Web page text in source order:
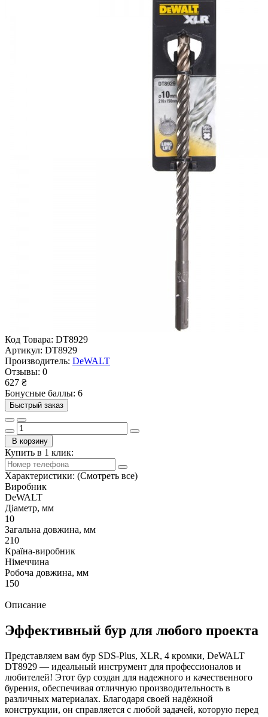
Код Товара: DT8929
Артикул: DT8929
Производитель: DeWALT
Отзывы: 0
627 ₴
Бонусные баллы: 6
Быстрый заказ
В корзину
Купить в 1 клик:
Характеристики: (Смотреть все)
Виробник
DeWALT
Діаметр, мм
10
Загальна довжина, мм
210
Країна-виробник
Німеччина
Робоча довжина, мм
150
Описание
Эффективный бур для любого проекта
Представляем вам бур SDS-Plus, XLR, 4 кромки, DeWALT
DT8929 — идеальный инструмент для профессионалов и
любителей! Этот бур создан для надежного и качественного
бурения, обеспечивая отличную производительность в
различных материалах. Благодаря своей надёжной
конструкции, он справляется с любой задачей, которую перед